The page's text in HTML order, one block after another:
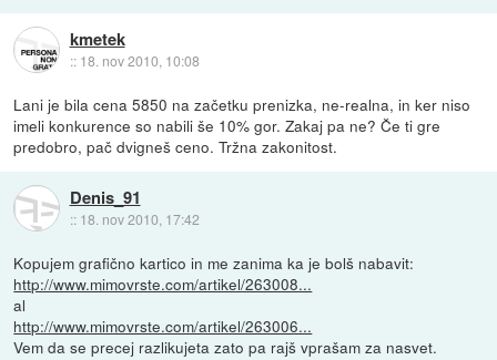
kmetek
:: 18. nov 2010, 10:08
Lani je bila cena 5850 na začetku prenizka, ne-realna, in ker niso
imeli konkurence so nabili še 10% gor. Zakaj pa ne? Če ti gre
predobro, pač dvigneš ceno. Tržna zakonitost.
Denis_91
:: 18. nov 2010, 17:42
Kopujem grafično kartico in me zanima ka je bolš nabavit:
http://www.mimovrste.com/artikel/263008...
al
http://www.mimovrste.com/artikel/263006...
Vem da se precej razlikujeta zato pa rajš vprašam za nasvet.